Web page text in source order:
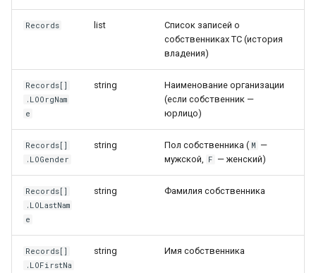
Records list
Список записей о
собственниках ТС (история
владения)
Records[]
.LOOrgNam
e
string
Наименование организации
(если собственник —
юрлицо)
Records[]
.LOGender
string Пол собственника ( M —
мужской,
F — женский)
Records[]
.LOLastNam
e
string Фамилия собственника
Records[]
.LOFirstNa
string Имя собственника